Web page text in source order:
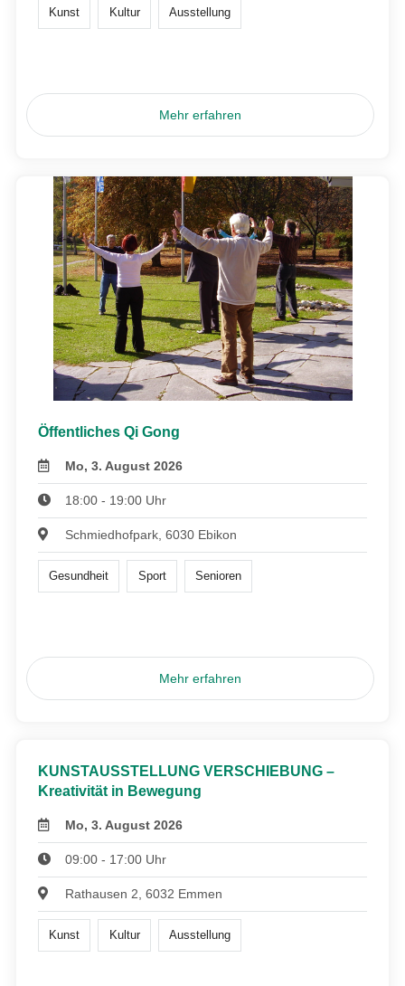
Kunst Kultur Ausstellung
Mehr erfahren
Öffentliches Qi Gong
Mo, 3. August 2026
18:00 - 19:00 Uhr
Schmiedhofpark, 6030 Ebikon
Gesundheit Sport Senioren
Mehr erfahren
KUNSTAUSSTELLUNG VERSCHIEBUNG –
Kreativität in Bewegung
Mo, 3. August 2026
09:00 - 17:00 Uhr
Rathausen 2, 6032 Emmen
Kunst Kultur Ausstellung